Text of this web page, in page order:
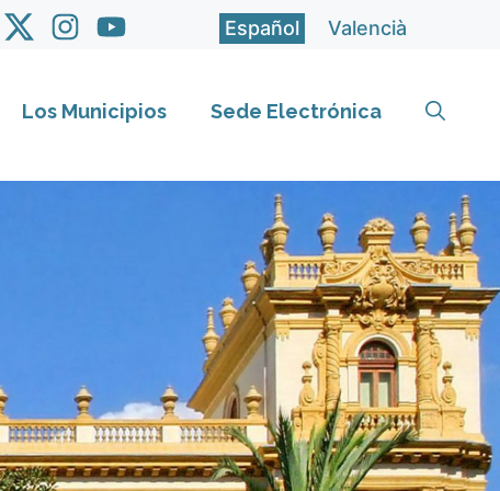
Español Valencià
Los Municipios Sede Electrónica